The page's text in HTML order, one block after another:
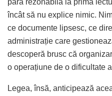
încât să nu explice nimic.
ce documente lipsesc, ce
administrație care
descoperă brusc că
o operațiune de o dificultate
Legea, însă, anticipează